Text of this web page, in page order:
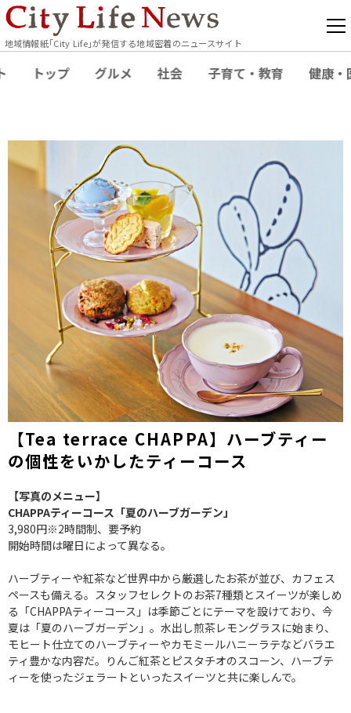
地域情報紙｢City Life｣が発信する地域密着のニュースサイト
トップ グルメ 社会 子育て・教育 健康・
【Tea terrace CHAPPA】ハーブティー
の個性をいかしたティーコース
【写真のメニュー】
CHAPPAティーコース「夏のハーブガーデン」
3,980円※2時間制、要予約
開始時間は曜日によって異なる。
ハーブティーや紅茶など世界中から厳選したお茶が並び、カフェス
ペースも備える。スタッフセレクトのお茶7種類とスイーツが楽しめ
る「CHAPPAティーコース」は季節ごとにテーマを設けており、今
夏は「夏のハーブガーデン」。水出し煎茶レモングラスに始まり、
モヒート仕立てのハーブティーやカモミールハニーラテなどバラエ
ティ豊かな内容だ。りんご紅茶とピスタチオのスコーン、ハーブテ
ィーを使ったジェラートといったスイーツと共に楽しんで。